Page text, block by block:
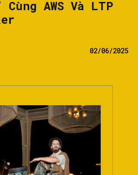
AWS Và LTP
02/06/2025